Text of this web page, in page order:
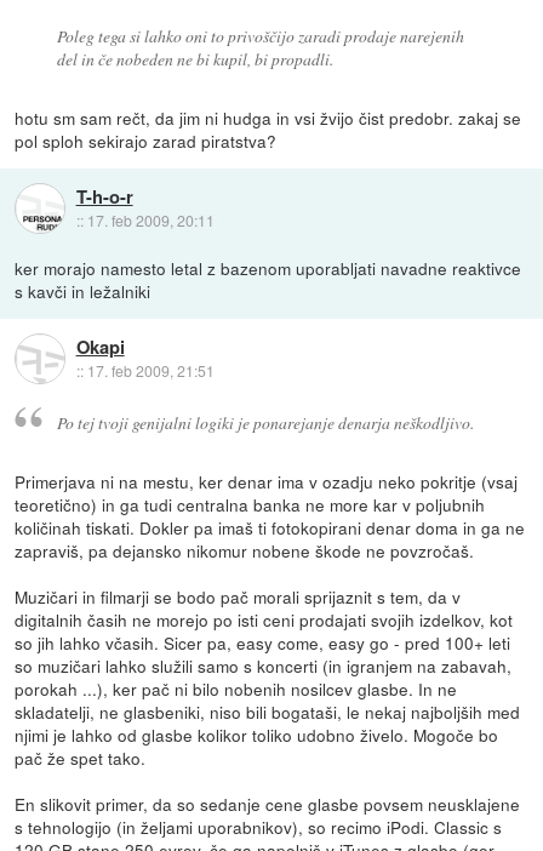
Poleg tega si lahko oni to privoščijo zaradi prodaje narejenih
del in če nobeden ne bi kupil, bi propadli.
hotu sm sam rečt, da jim ni hudga in vsi žvijo čist predobr. zakaj se
pol sploh sekirajo zarad piratstva?
T-h-o-r
:: 17. feb 2009, 20:11
ker morajo namesto letal z bazenom uporabljati navadne reaktivce
s kavči in ležalniki
Okapi
:: 17. feb 2009, 21:51
Po tej tvoji genijalni logiki je ponarejanje denarja neškodljivo.
Primerjava ni na mestu, ker denar ima v ozadju neko pokritje (vsaj
teoretično) in ga tudi centralna banka ne more kar v poljubnih
količinah tiskati. Dokler pa imaš ti fotokopirani denar doma in ga ne
zapraviš, pa dejansko nikomur nobene škode ne povzročaš.
Muzičari in filmarji se bodo pač morali sprijaznit s tem, da v
digitalnih časih ne morejo po isti ceni prodajati svojih izdelkov, kot
so jih lahko včasih. Sicer pa, easy come, easy go - pred 100+ leti
so muzičari lahko služili samo s koncerti (in igranjem na zabavah,
porokah ...), ker pač ni bilo nobenih nosilcev glasbe. In ne
skladatelji, ne glasbeniki, niso bili bogataši, le nekaj najboljših med
njimi je lahko od glasbe kolikor toliko udobno živelo. Mogoče bo
pač že spet tako.
En slikovit primer, da so sedanje cene glasbe povsem neusklajene
s tehnologijo (in željami uporabnikov), so recimo iPodi. Classic s